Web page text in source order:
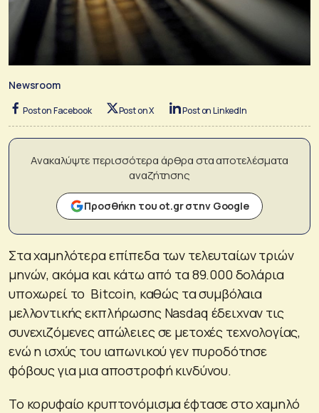
Newsroom
Post on Facebook Post on X Post on LinkedIn
Ανακαλύψτε περισσότερα άρθρα στα αποτελέσματα
αναζήτησης
Προσθήκη του ot.gr στην Google
Στα χαμηλότερα επίπεδα των τελευταίων τριών
μηνών, ακόμα και κάτω από τα 89.000 δολάρια
υποχωρεί το Bitcoin, καθώς τα συμβόλαια
μελλοντικής εκπλήρωσης Nasdaq έδειχναν τις
συνεχιζόμενες απώλειες σε μετοχές τεχνολογίας,
ενώ η ισχύς του ιαπωνικού γεν πυροδότησε
φόβους για μια αποστροφή κινδύνου.
Το κορυφαίο κρυπτονόμισμα έφτασε στο χαμηλό